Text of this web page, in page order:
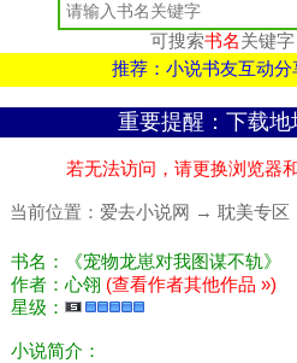
可搜索书名关键
推荐：小说书友互动
重要提醒：下载
若无法访问，请更换浏览器
当前位置： 爱去小说网 → 耽美专区
书名：《宠物龙崽对我图谋不轨》
作者：心翎 (查看作者其他作品 »)
星级：
小说简介：